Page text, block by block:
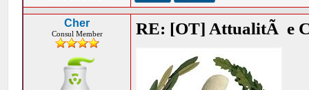
Cher
Consul Member RE: [OT] AttualitÃ e